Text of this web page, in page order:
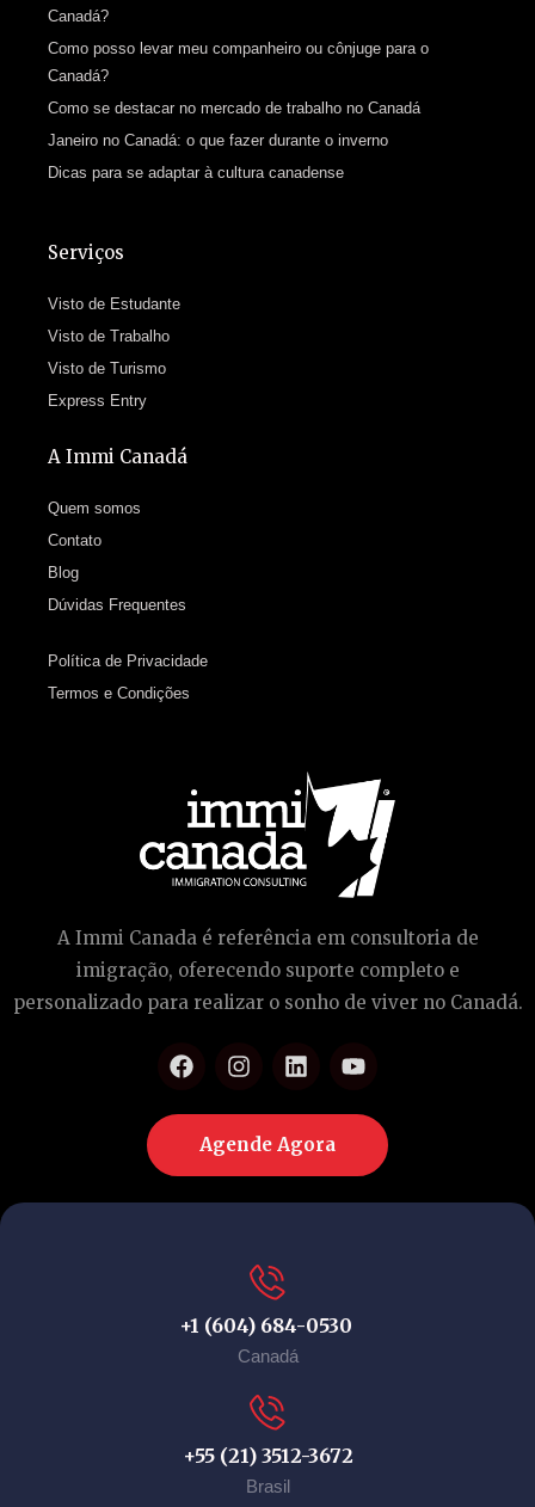
Canadá?
Como posso levar meu companheiro ou cônjuge para o
Canadá?
Como se destacar no mercado de trabalho no Canadá
Janeiro no Canadá: o que fazer durante o inverno
Dicas para se adaptar à cultura canadense
Serviços
Visto de Estudante
Visto de Trabalho
Visto de Turismo
Express Entry
A Immi Canadá
Quem somos
Contato
Blog
Dúvidas Frequentes
Política de Privacidade
Termos e Condições
A Immi Canada é referência em consultoria de
imigração, oferecendo suporte completo e
personalizado para realizar o sonho de viver no Canadá.
Agende Agora
+1 (604) 684-0530
Canadá
+55 (21) 3512-3672
Brasil